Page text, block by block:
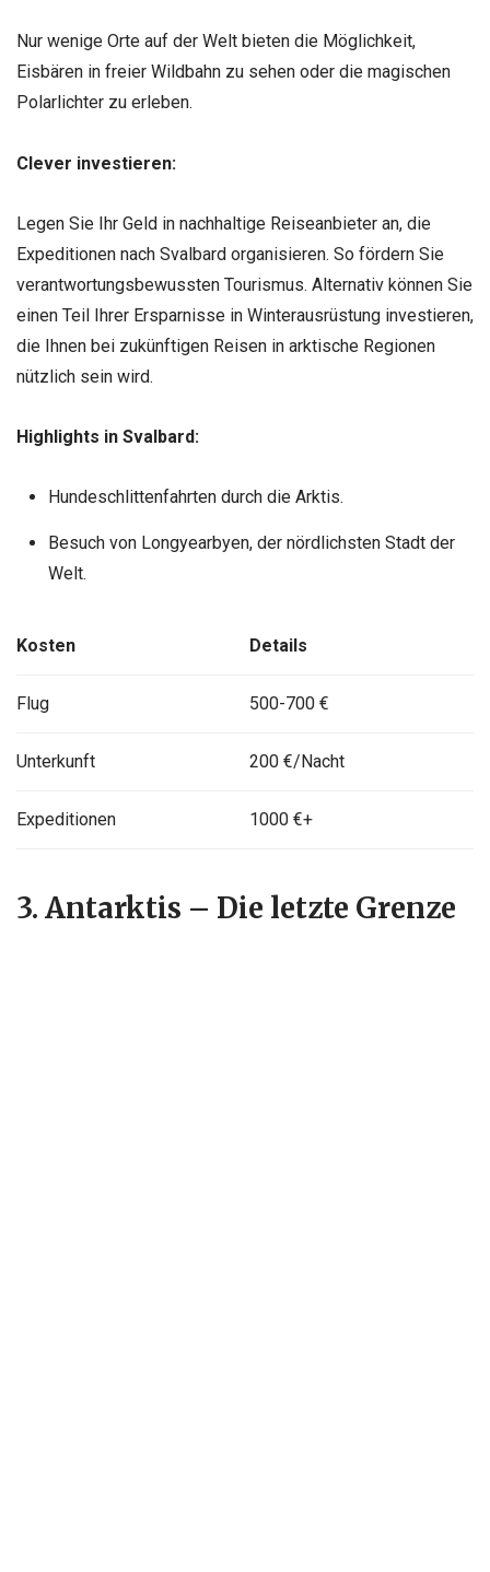
Nur wenige Orte auf der Welt bieten die Möglichkeit,
Eisbären in freier Wildbahn zu sehen oder die magischen
Polarlichter zu erleben.
Clever investieren:
Legen Sie Ihr Geld in nachhaltige Reiseanbieter an, die
Expeditionen nach Svalbard organisieren. So fördern Sie
verantwortungsbewussten Tourismus. Alternativ können Sie
einen Teil Ihrer Ersparnisse in Winterausrüstung investieren,
die Ihnen bei zukünftigen Reisen in arktische Regionen
nützlich sein wird.
Highlights in Svalbard:
Hundeschlittenfahrten durch die Arktis.
Besuch von Longyearbyen, der nördlichsten Stadt der
Welt.
Kosten Details
Flug 500-700 €
Unterkunft 200 €/Nacht
Expeditionen 1000 €+
3. Antarktis – Die letzte Grenze